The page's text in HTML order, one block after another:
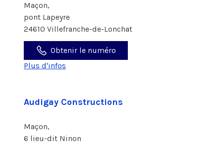
Maçon,
pont Lapeyre
24610 Villefranche-de-Lonchat
Obtenir le numéro
Plus d'infos
Audigay Constructions
Maçon,
6 lieu-dit Ninon